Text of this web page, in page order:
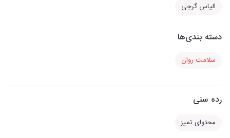
الیاس گرجی
دسته بندی‌ها
سلامت روان
رده سنی
محتوای تمیز